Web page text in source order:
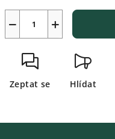
+
−
Zeptat se Hlídat